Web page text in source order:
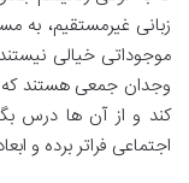
زبانی غیرمستقیم، به
موجوداتی خیالی
وجدان جمعی هستند که
کند و از آن ها درس
اجتماعی فراتر برده و